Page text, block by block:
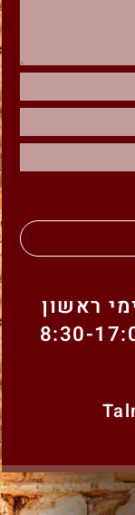
ראשון
בין השעות 8:30-17:00